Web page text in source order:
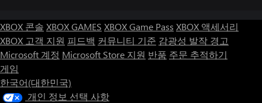
XBOX 콘솔 XBOX GAMES XBOX Game Pass XBOX 액세서리
XBOX 고객 지원 피드백 커뮤니티 기준 감광성 발작 경고
Microsoft 계정 Microsoft Store 지원 반품 주문 추적하기
게임
한국어(대한민국)
개인 정보 선택 사항